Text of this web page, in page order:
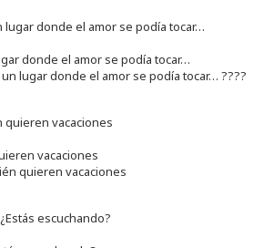
donde el amor se podía tocar…
lugar donde el amor se podía tocar… ????
vacaciones
quieren vacaciones